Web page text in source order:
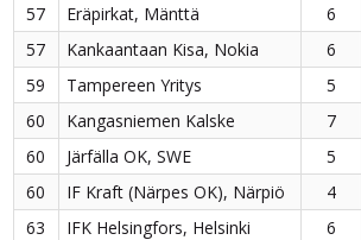
57
Eräpirkat, Mänttä 6
57
Kankaantaan Kisa, Nokia 6
59
Tampereen Yritys 5
60
Kangasniemen Kalske 7
60
Järfälla OK, SWE 5
60
IF Kraft (Närpes OK), Närpiö 4
63
IFK Helsingfors, Helsinki 6